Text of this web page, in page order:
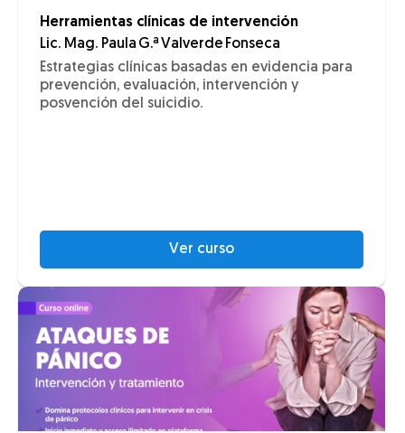
Herramientas clínicas de intervención
Lic. Mag. Paula G.ª Valverde Fonseca
Estrategias clínicas basadas en evidencia para
prevención, evaluación, intervención y
posvención del suicidio.
Ver curso